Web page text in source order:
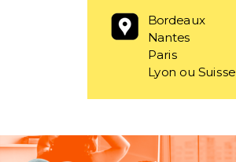
Bordeaux
Nantes
Paris
Lyon ou Suisse